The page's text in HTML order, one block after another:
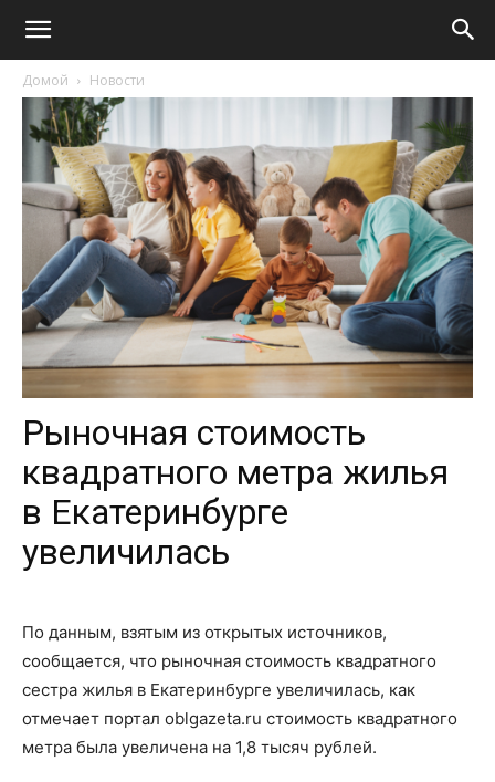
Домой Новости
Рыночная стоимость
квадратного метра жилья
в Екатеринбурге
увеличилась
По данным, взятым из открытых источников,
сообщается, что рыночная стоимость квадратного
сестра жилья в Екатеринбурге увеличилась, как
отмечает портал oblgazeta.ru стоимость квадратного
метра была увеличена на 1,8 тысяч рублей.